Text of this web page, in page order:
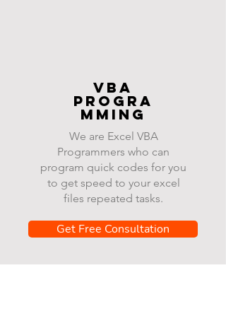
VBA
progra
mming
We are Excel VBA
Programmers who can
program quick codes for you
to get speed to your excel
files repeated tasks.
Get Free Consultation